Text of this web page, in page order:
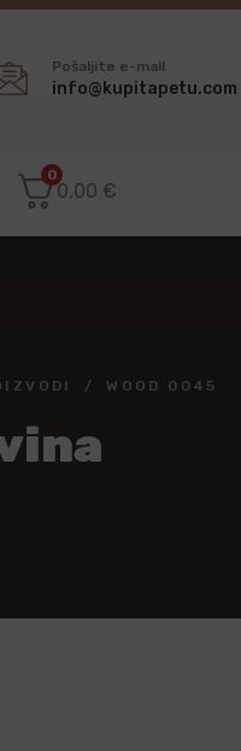
Pošaljite e-mail
info@kupitapetu.com
0
0,00 €
WOOD 0045